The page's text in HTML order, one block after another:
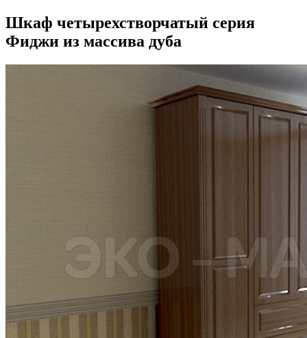
Шкаф четырехстворчатый серия
Фиджи из массива дуба